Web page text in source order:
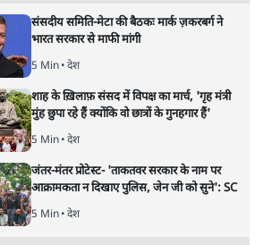
सुनियोजित तख्तापलट था; मैं अपने लोगों के पास
जरूर लौटूंगी'
5 Min•दुनिया
जंतर मंतर प्रोटेस्ट: 'युवाओं को प्रताड़ित किया जा रहा
है, पर मोदी-शाह में बोलने की हिम्मत नहीं'- राहुल
7 Min• देश
Advertisement